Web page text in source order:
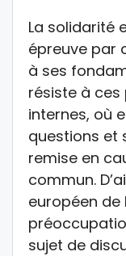
La solidarité
épreuve par
à ses
résiste à ces
internes, où
questions et
remise en
commun.
européen de
sujet de